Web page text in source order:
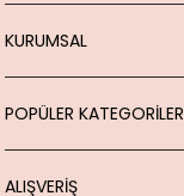
KURUMSAL
POPÜLER KATEGORİLER
ALIŞVERİŞ